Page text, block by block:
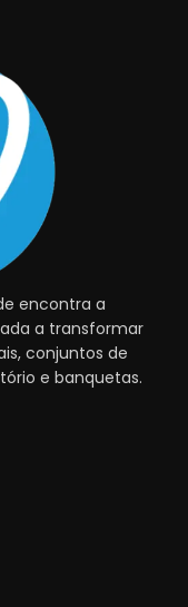
encontra a
a transformar
conjuntos de
e banquetas.